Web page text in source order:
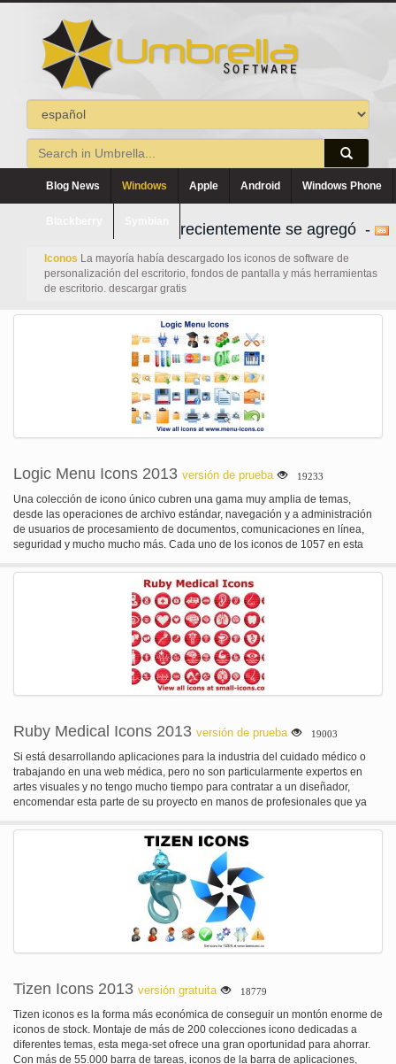
Blog News Windows Apple Android Windows Phone
recientemente se agregó -
Iconos La mayoría había descargado los iconos de software de
personalización del escritorio, fondos de pantalla y más herramientas
de escritorio. descargar gratis
Logic Menu Icons 2013 versión de prueba 19233
Una colección de icono único cubren una gama muy amplia de temas,
desde las operaciones de archivo estándar, navegación y a administración
de usuarios de procesamiento de documentos, comunicaciones en línea,
seguridad y mucho mucho más. Cada uno de los iconos de 1057 en esta
BMP, ICO) y resoluciones (48 x 48, 32 x 32, 24 x 24, 20 x 20, 16 x 16). El
conjunto puede utilizarse eficazmente en la interfaz de cualquier aplicación
moderna o servicio en línea.
Ruby Medical Icons 2013 versión de prueba 19003
Si está desarrollando aplicaciones para la industria del cuidado médico o
trabajando en una web médica, pero no son particularmente expertos en
artes visuales y no tengo mucho tiempo para contratar a un diseñador,
encomendar esta parte de su proyecto en manos de profesionales que ya
Cada imagen se suministra en una serie de resoluciones, Estados y
profundidades de color. ¡ Adelante, Échales un vistazo ahora mismo!
Tizen Icons 2013 versión gratuita 18779
Tizen iconos es la forma más económica de conseguir un montón enorme de
iconos de stock. Montaje de más de 200 colecciones icono dedicadas a
diferentes temas, esta mega-set ofrece una gran oportunidad para ahorrar.
Con más de 55.000 barra de tareas, iconos de la barra de aplicaciones,